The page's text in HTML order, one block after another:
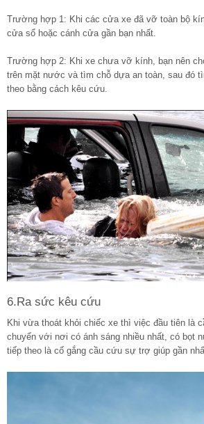
Trường hợp 1: Khi các cửa xe đã vỡ toàn bộ
cửa sổ hoặc cánh cửa gần bạn nhất.
Trường hợp 2: Khi xe chưa vỡ kính, bạn nên
trên mặt nước và tìm chỗ dựa an toàn, sau đó
theo bằng cách kêu cứu.
6.Ra sức kêu cứu
Khi vừa thoát khỏi chiếc xe thì việc đầu tiên là
chuyển với nơi có ánh sáng nhiều nhất, có bọt
tiếp theo là cố gắng cầu cứu sự trợ giúp gần